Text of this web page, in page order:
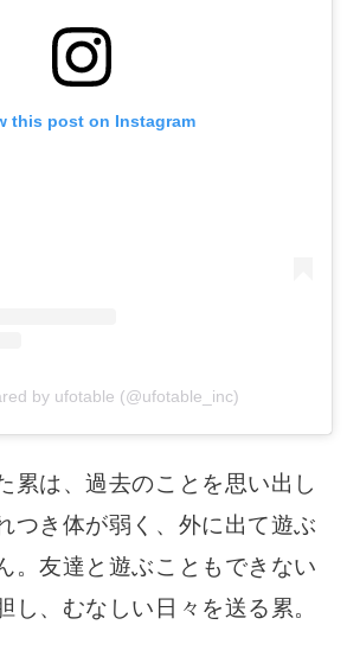
this post on Instagram
by ufotable (@ufotable_inc)
累は、過去のことを思い出し
つき体が弱く、外に出て遊ぶ
。友達と遊ぶこともできない
し、むなしい日々を送る累。